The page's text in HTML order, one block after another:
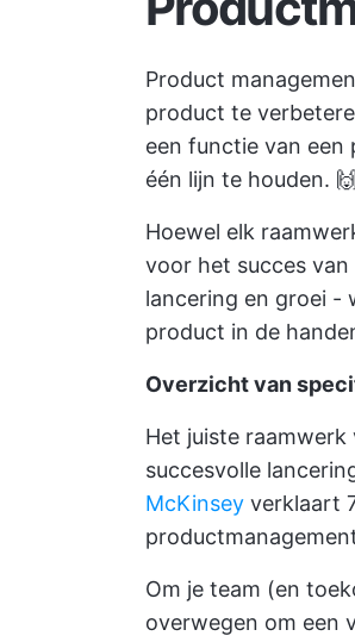
Product
product te
een functie van
één lijn te houden. 🙌
Hoewel elk
voor het succes
lancering en groei -
product in de
Overzicht van
Het juiste
succesvolle
McKinsey verklaart
Om je team (en
overwegen om een